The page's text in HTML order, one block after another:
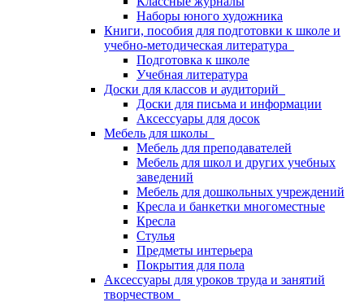
Наборы юного художника
Книги, пособия для подготовки к школе и
учебно-методическая литература
Подготовка к школе
Учебная литература
Доски для классов и аудиторий
Доски для письма и информации
Аксессуары для досок
Мебель для школы
Мебель для преподавателей
Мебель для школ и других учебных
заведений
Мебель для дошкольных учреждений
Кресла и банкетки многоместные
Кресла
Стулья
Предметы интерьера
Покрытия для пола
Аксессуары для уроков труда и занятий
творчеством